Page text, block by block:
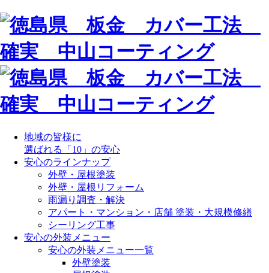
地域の皆様に
選ばれる「10」の安心
安心のラインナップ
外壁・屋根塗装
外壁・屋根リフォーム
雨漏り調査・解決
アパート・マンション・店舗 塗装・大規模修繕
シーリング工事
安心の外装メニュー
安心の外装メニュー一覧
外壁塗装